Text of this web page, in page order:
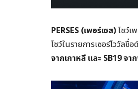
PERSES (เพอร์เซส)โชว์เ
โชว์ในรายการเซอร์ไววัลชื่อ
จากเกาหลี และ SB19 จ